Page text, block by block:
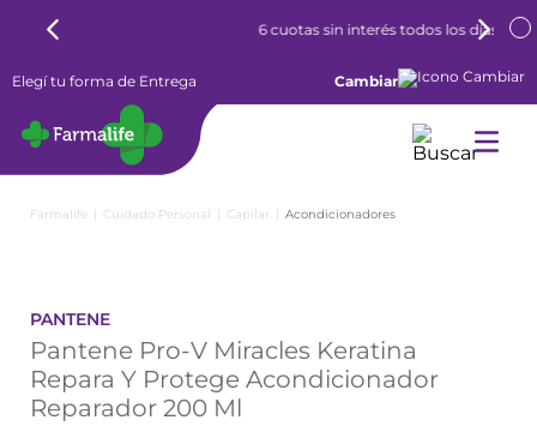
6 cuotas sin interés todos los días
Elegí tu forma de Entrega Cambiar
Cuidado Personal Capilar Acondicionadores
PANTENE
Pantene Pro-V Miracles Keratina
Repara Y Protege Acondicionador
Reparador 200 Ml